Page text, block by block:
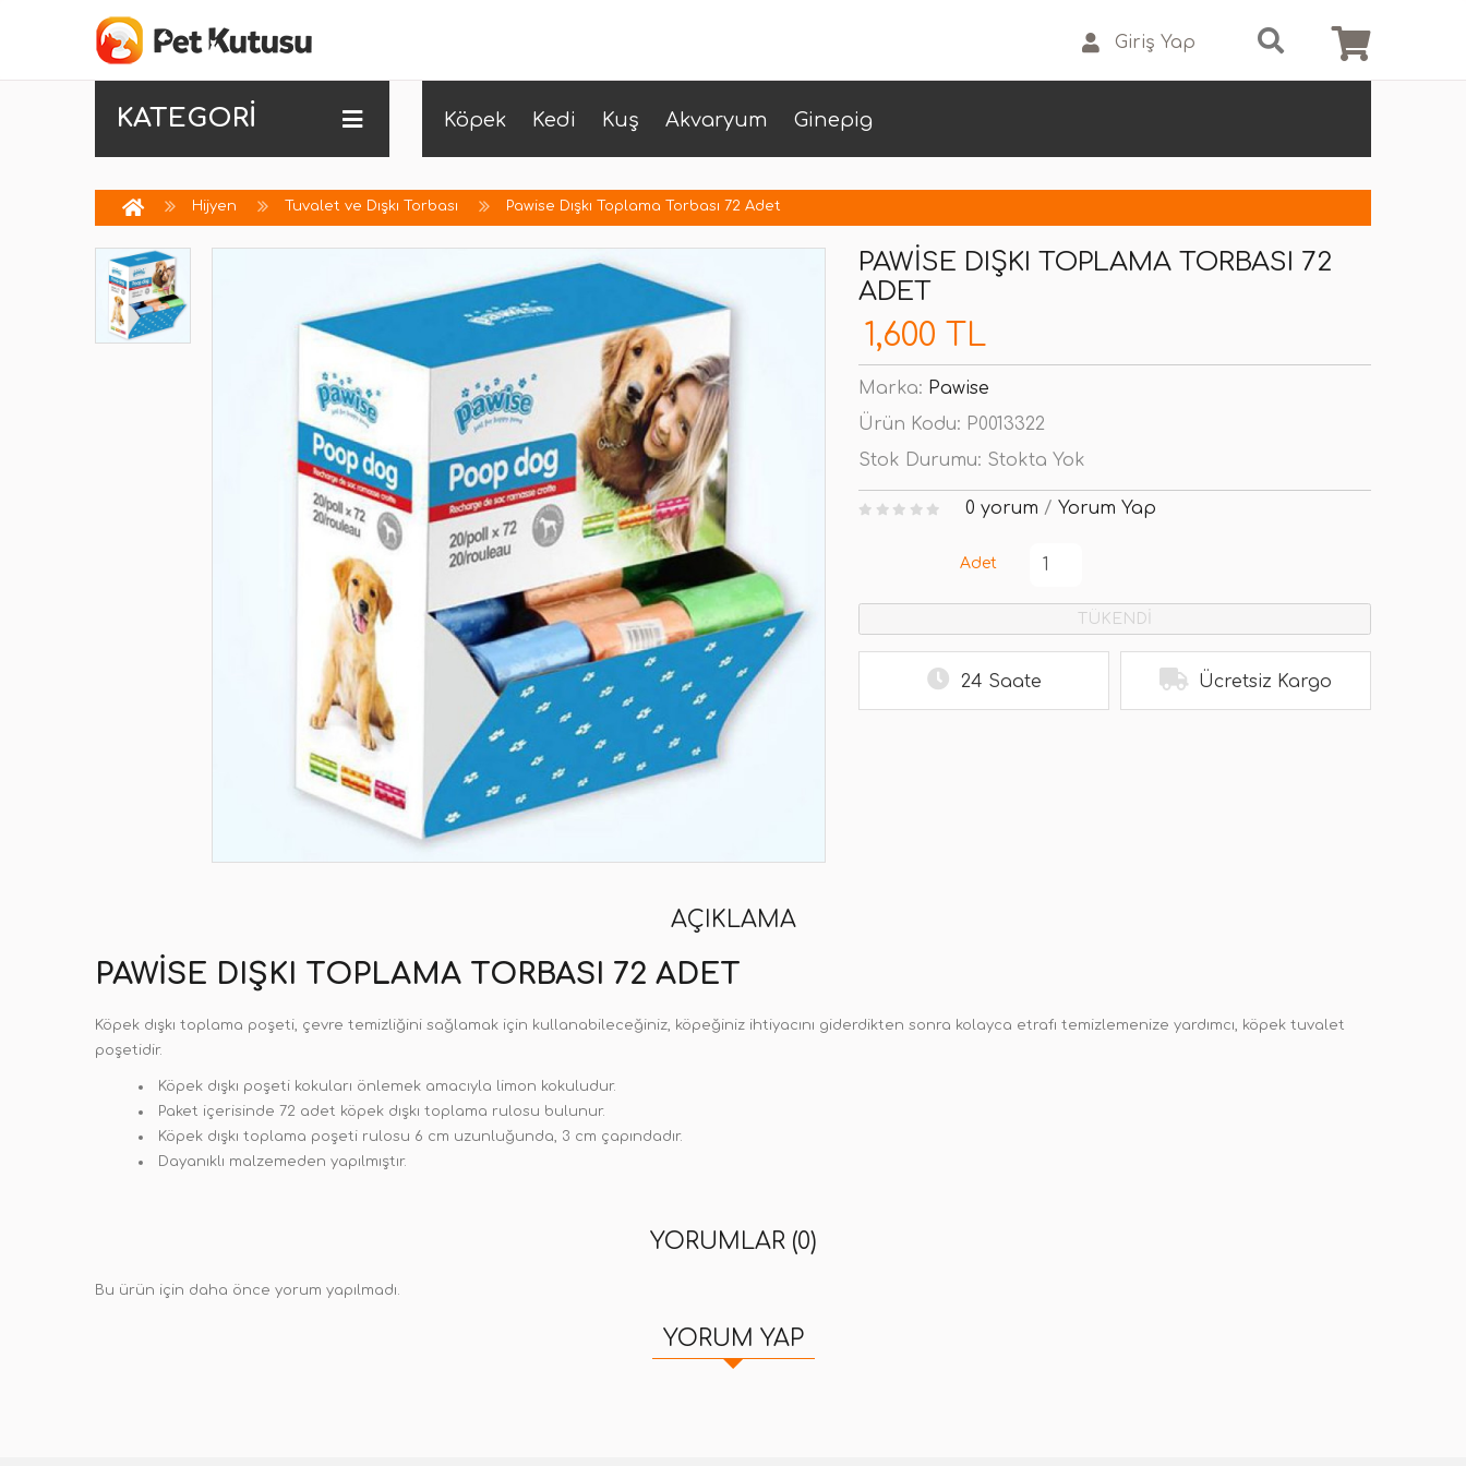
Giriş Yap
KATEGORİ Köpek Kedi Kuş Akvaryum Ginepig
Hijyen Tuvalet ve Dışkı Torbası Pawise Dışkı Toplama Torbası 72 Adet
PAWISE DIŞKI TOPLAMA TORBASI 72
ADET
1,600 TL
Marka: Pawise
Ürün Kodu: P0013322
Stok Durumu: Stokta Yok
0 yorum / Yorum Yap
Adet
TÜKENDİ
24 Saate Ücretsiz Kargo
AÇIKLAMA
PAWISE DIŞKI TOPLAMA TORBASI 72 ADET
Köpek dışkı toplama poşeti, çevre temizliğini sağlamak için kullanabileceğiniz, köpeğiniz ihtiyacını giderdikten sonra kolayca etrafı temizlemenize yardımcı, köpek tuvalet
poşetidir.
Köpek dışkı poşeti kokuları önlemek amacıyla limon kokuludur.
Paket içerisinde 72 adet köpek dışkı toplama rulosu bulunur.
Köpek dışkı toplama poşeti rulosu 6 cm uzunluğunda, 3 cm çapındadır.
Dayanıklı malzemeden yapılmıştır.
YORUMLAR (0)
Bu ürün için daha önce yorum yapılmadı.
YORUM YAP